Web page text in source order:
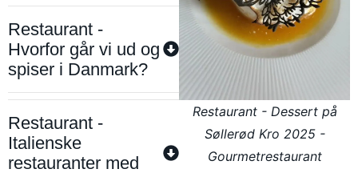
Restaurant -
Hvorfor går vi ud og
spiser i Danmark?
Restaurant -
Italienske
restauranter med
Restaurant - Dessert på
Søllerød Kro 2025 -
Gourmetrestaurant